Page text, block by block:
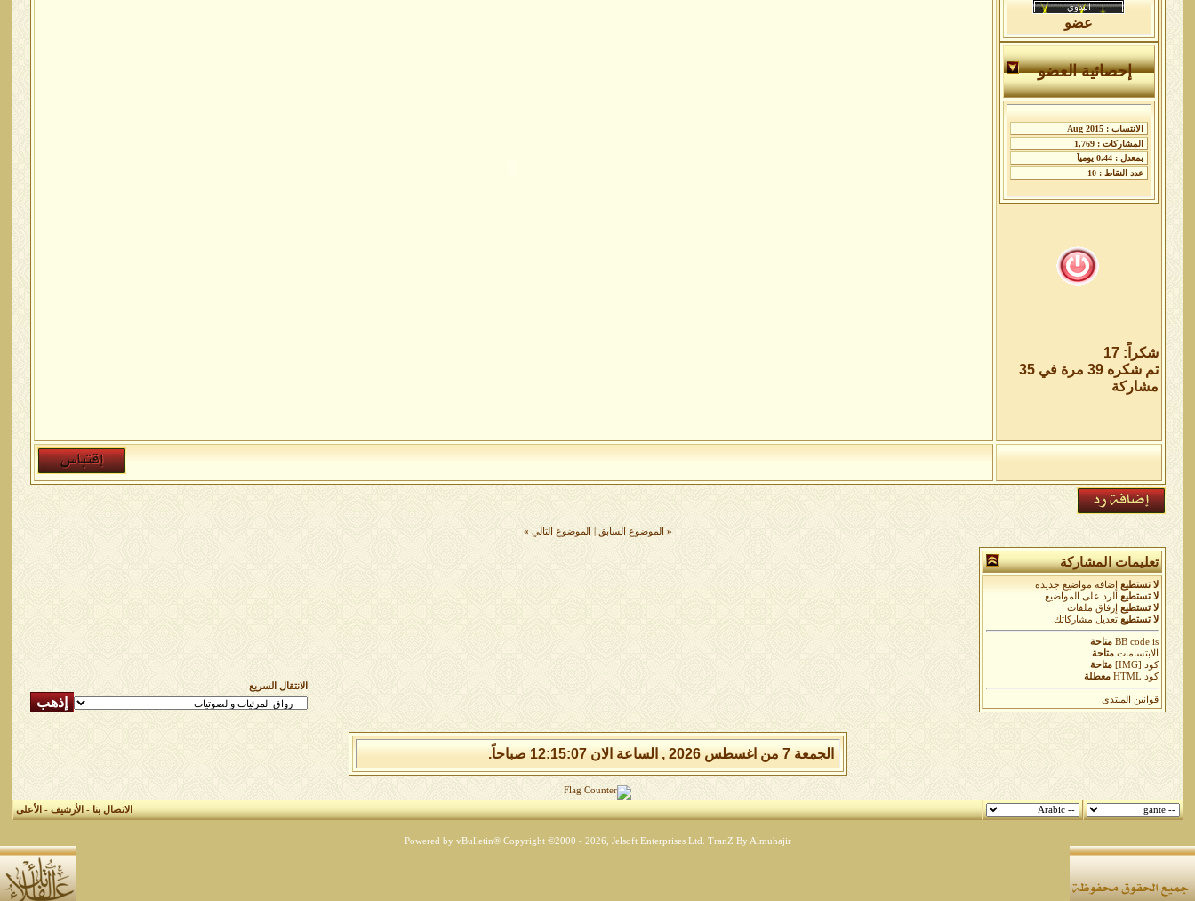
عضو
إحصائية العضو
شكراً: 17
تم شكره 39 مرة في 35
مشاركة
« الموضوع السابق الموضوع التالي »
تعليمات المشاركة
لا تستطيع
إضافة مواضيع جديدة
لا تستطيع
الرد على المواضيع
لا تستطيع
إرفاق ملفات
لا تستطيع تعديل مشاركاتك
BB codeis
متاحة
الابتسامات متاحة
كود [IMG]
متاحة
كود HTML
معطلة
قوانين المنتدى
الانتقال السريع
الجمعة 7 من اغسطس 2026 , الساعة الان 12:15:07 صباحاً.
الاتصال بنا-الأرشيف-الأعلى
Powered by vBulletin® Copyright ©2000 - 2026, Jelsoft Enterprises Ltd. TranZ By Almuhajir